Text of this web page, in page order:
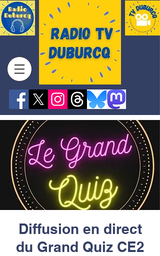
Diffusion en direct
du Grand Quiz CE2